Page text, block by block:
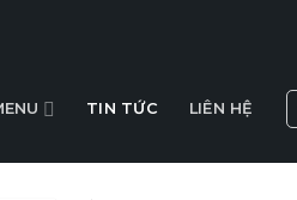
TIN TỨC LIÊN HỆ